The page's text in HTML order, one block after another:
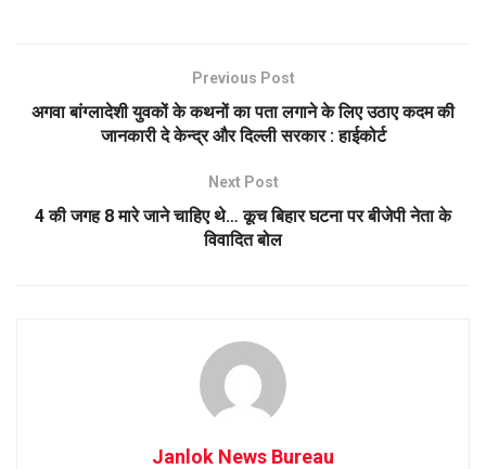
Previous Post
अगवा बांग्लादेशी युवकों के कथनों का पता लगाने के लिए उठाए कदम की
जानकारी दे केन्द्र और दिल्ली सरकार : हाईकोर्ट
Next Post
4 की जगह 8 मारे जाने चाहिए थे… कूच बिहार घटना पर बीजेपी नेता के
विवादित बोल
Janlok News Bureau